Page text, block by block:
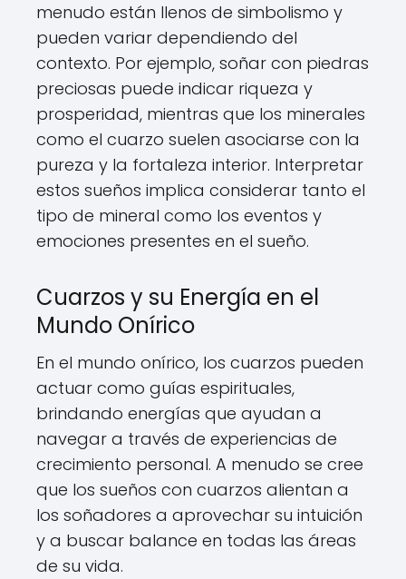
menudo están llenos de simbolismo y
pueden variar dependiendo del
contexto. Por ejemplo, soñar con piedras
preciosas puede indicar riqueza y
prosperidad, mientras que los minerales
como el cuarzo suelen asociarse con la
pureza y la fortaleza interior. Interpretar
estos sueños implica considerar tanto el
tipo de mineral como los eventos y
emociones presentes en el sueño.
Cuarzos y su Energía en el
Mundo Onírico
En el mundo onírico, los cuarzos pueden
actuar como guías espirituales,
brindando energías que ayudan a
navegar a través de experiencias de
crecimiento personal. A menudo se cree
que los sueños con cuarzos alientan a
los soñadores a aprovechar su intuición
y a buscar balance en todas las áreas
de su vida.